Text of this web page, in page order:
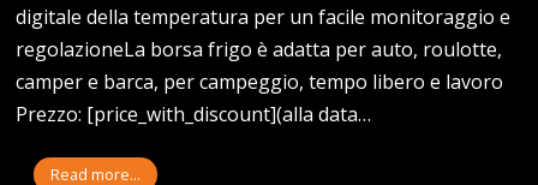
digitale della temperatura per un facile monitoraggio e
regolazioneLa borsa frigo è adatta per auto, roulotte,
camper e barca, per campeggio, tempo libero e lavoro
Prezzo: [price_with_discount](alla data…
Read more...